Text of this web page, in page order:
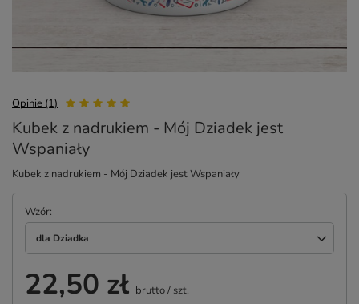
Opinie (1)
Kubek z nadrukiem - Mój Dziadek jest
Wspaniały
Kubek z nadrukiem - Mój Dziadek jest Wspaniały
Wzór
dla Dziadka
22,50 zł brutto/ szt.